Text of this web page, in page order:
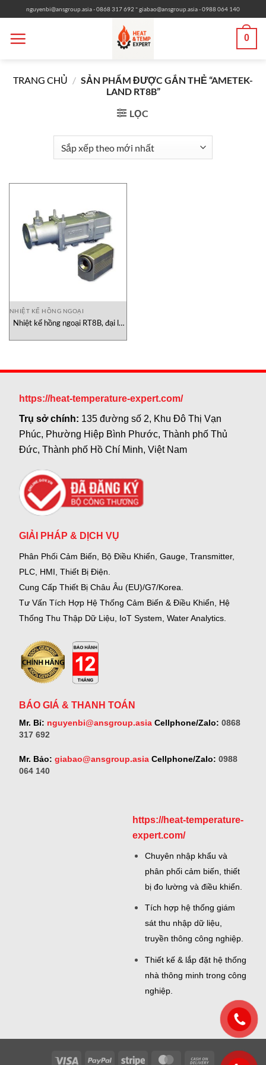
qua
nội
nguyenbi@ansgroup.asia- 0868 317 692 -giabao@ansgroup.asia- 0988 064 140
0
TRANG CHỦ / SẢN PHẨM ĐƯỢC GẮN THẺ “AMETEK-
LAND RT8B”
LỌC
NHIỆT KẾ HỒNG NGOẠI
Nhiệt kế hồng ngoại RT8B, đại lý
https://heat-temperature-expert.com/
Trụ sở chính: 135 đường số 2, Khu Đô Thị Vạn
Phúc, Phường Hiệp Bình Phước, Thành phố Thủ
Đức, Thành phố Hồ Chí Minh, Việt Nam
GIẢI PHÁP & DỊCH VỤ
Phân Phối Cảm Biến, Bộ Điều Khiển, Gauge, Transmitter,
PLC, HMI, Thiết Bị Điện.
Cung Cấp Thiết Bị Châu Âu (EU)/G7/Korea.
Tư Vấn Tích Hợp Hệ Thống Cảm Biến & Điều Khiển, Hệ
Thống Thu Thập Dữ Liệu, IoT System, Water Analytics.
BÁO GIÁ & THANH TOÁN
Mr. Bỉ: nguyenbi@ansgroup.asiaCellphone/Zalo: 0868
317 692
Mr. Bảo: giabao@ansgroup.asiaCellphone/Zalo: 0988
064 140
https://heat-temperature-
expert.com/
Chuyên nhập khẩu và
phân phối cảm biến, thiết
bị đo lường và điều khiển.
Tích hợp hệ thống giám
sát thu nhập dữ liệu,
truyền thông công nghiệp.
Thiết kế & lắp đặt hệ thống
nhà thông minh trong công
nghiệp.
Visa PayPal Stripe MasterCardCash